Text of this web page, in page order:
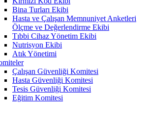
Bina Turları Ekibi
Hasta ve Çalışan Memnuniyet Anketleri
Ölçme ve Değerlendirme Ekibi
Tıbbi Cihaz Yönetim Ekibi
Nutrisyon Ekibi
Atık Yönetimi
Çalışan Güvenliği Komitesi
Hasta Güvenliği Komitesi
Tesis Güvenliği Komitesi
Eğitim Komitesi